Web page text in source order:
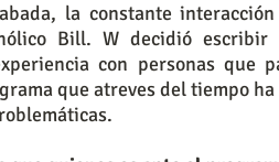
la constante
Bill. W decidió
con personas que
que atreves del tiempo